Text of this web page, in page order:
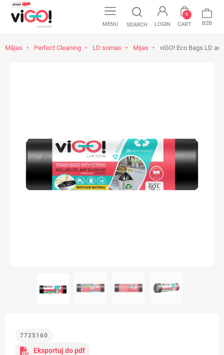
MENU SEARCH LOGIN CART
0
B2B
Mājas Perfect Cleaning LD somas Mijas viGO! Eco Bags LD ar
7725160
Eksportuj do pdf